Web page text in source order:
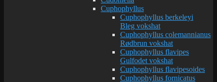
Cuphophyllus
Cuphophyllus berkeleyi
Bleg vokshat
Cuphophyllus colemannianus
Rødbrun vokshat
Cuphophyllus flavipes
Gulfodet vokshat
Cuphophyllus flavipesoides
Cuphophyllus fornicatus